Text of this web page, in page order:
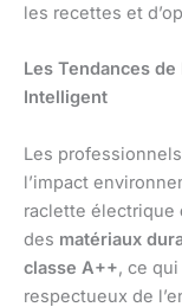
les recettes et
Les Tendances
Intelligent
Les
l’impact
raclette électrique
des matériaux
classe A++, ce
respectueux de